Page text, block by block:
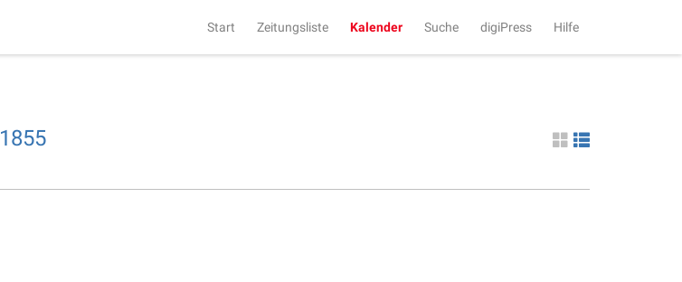
Start Zeitungsliste Kalender Suche digiPress Hilfe
1855